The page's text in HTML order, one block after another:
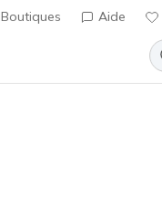
Boutiques Aide